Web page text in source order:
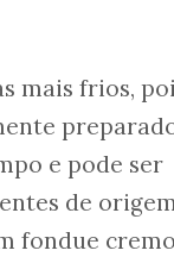
mais frios,
e pode ser
de
fondue